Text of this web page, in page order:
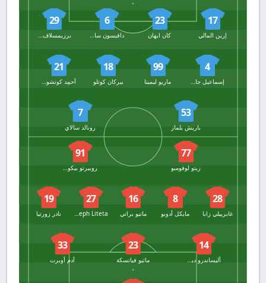
17
إرين المالي
23
كان ايهان
6
دافيسون سانشيز
29
برزيمسلاف فرانكوفسكي
4
99
ماريو ليمينا
18
بيركان كوتلو
21
أحمِد كوتشوكو
53
باريش يلماز
7
رونالد سالاي
77
زيتو لوفومبو
91
روبيرتو بيكولي
28
غابرييلي زابا
8
مايكل أدوبو
16
ماتيو براتي
27
Joseph Liteta
19
نادر زورتيا
14
23
ماثيو فياتسكة
33
آدم أوبرت